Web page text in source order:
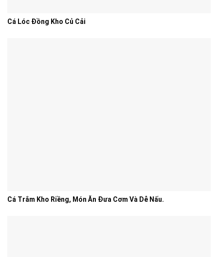
Cá Lóc Đồng Kho Củ Cải
Cá Trắm Kho Riềng, Món Ăn Đưa Cơm Và Dễ Nấu.